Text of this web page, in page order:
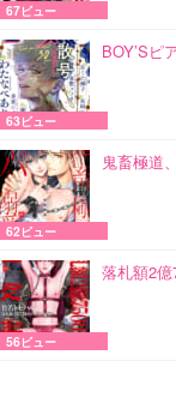
67ビュー
BOY’Sピ
63ビュー
鬼畜極道
62ビュー
落札額2億
56ビュー